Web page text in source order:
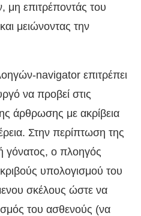
μη επιτρέποντάς του
μειώνοντας την
navigator επιτρέπει
να προβεί στις
άρθρωσης με ακρίβεια
Στην περίπτωση της
γόνατος, ο πλοηγός
υπολογισμού του
σκέλους ώστε να
του ασθενούς (να